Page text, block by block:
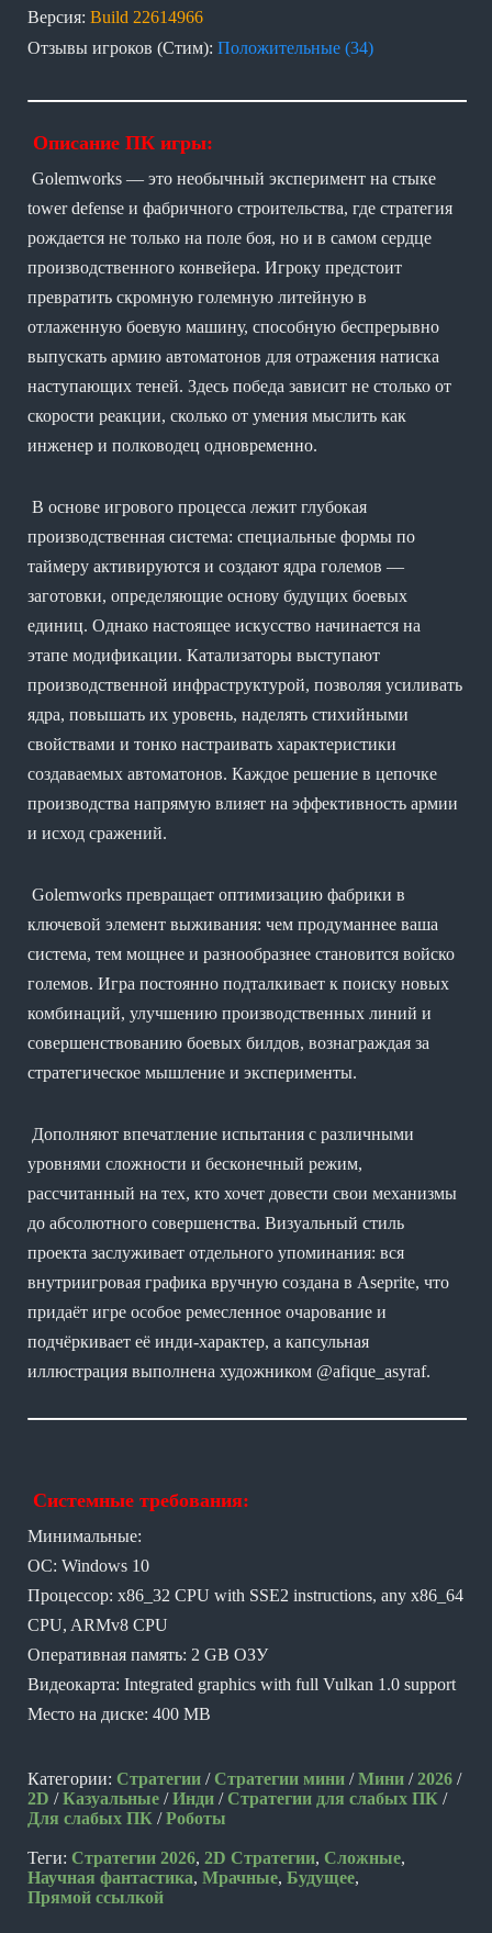
Версия: Build 22614966
Отзывы игроков (Стим): Положительные (34)
Описание ПК игры:
Golemworks — это необычный эксперимент на стыке
tower defense и фабричного строительства, где стратегия
рождается не только на поле боя, но и в самом сердце
производственного конвейера. Игроку предстоит
превратить скромную големную литейную в
отлаженную боевую машину, способную беспрерывно
выпускать армию автоматонов для отражения натиска
наступающих теней. Здесь победа зависит не столько от
скорости реакции, сколько от умения мыслить как
инженер и полководец одновременно.
В основе игрового процесса лежит глубокая
производственная система: специальные формы по
таймеру активируются и создают ядра големов —
заготовки, определяющие основу будущих боевых
единиц. Однако настоящее искусство начинается на
этапе модификации. Катализаторы выступают
производственной инфраструктурой, позволяя усиливать
ядра, повышать их уровень, наделять стихийными
свойствами и тонко настраивать характеристики
создаваемых автоматонов. Каждое решение в цепочке
производства напрямую влияет на эффективность армии
и исход сражений.
Golemworks превращает оптимизацию фабрики в
ключевой элемент выживания: чем продуманнее ваша
система, тем мощнее и разнообразнее становится войско
големов. Игра постоянно подталкивает к поиску новых
комбинаций, улучшению производственных линий и
совершенствованию боевых билдов, вознаграждая за
стратегическое мышление и эксперименты.
Дополняют впечатление испытания с различными
уровнями сложности и бесконечный режим,
рассчитанный на тех, кто хочет довести свои механизмы
до абсолютного совершенства. Визуальный стиль
проекта заслуживает отдельного упоминания: вся
внутриигровая графика вручную создана в Aseprite, что
придаёт игре особое ремесленное очарование и
подчёркивает её инди-характер, а капсульная
иллюстрация выполнена художником @afique_asyraf.
Системные требования:
Минимальные:
ОС: Windows 10
Процессор: x86_32 CPU with SSE2 instructions, any x86_64
CPU, ARMv8 CPU
Оперативная память: 2 GB ОЗУ
Видеокарта: Integrated graphics with full Vulkan 1.0 support
Место на диске: 400 MB
Категории: Стратегии /Стратегии мини /Мини /2026 /
2D /Казуальные /Инди /Стратегии для слабых ПК /
Для слабых ПК /Роботы
Теги: Стратегии 2026, 2D Стратегии, Сложные,
Научная фантастика, Мрачные, Будущее,
Прямой ссылкой